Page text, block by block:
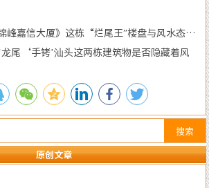
搜索
原创文章
峰嘉信大厦》这栋“烂尾王”楼盘与风水态势
尾‘手铐’汕头这两栋建筑物是否隐藏着风